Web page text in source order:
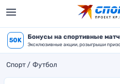
50K Бонусы на спортивные
Эксклюзивные акции, розыгрыши
Спорт Футбол